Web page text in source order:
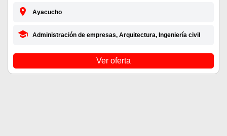
Ayacucho
Administración de empresas, Arquitectura, Ingeniería civil
Ver oferta